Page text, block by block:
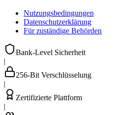
Nutzungsbedingungen
Datenschutzerklärung
Für zuständige Behörden
Bank-Level Sicherheit
|
256-Bit Verschlüsselung
|
Zertifizierte Plattform
|